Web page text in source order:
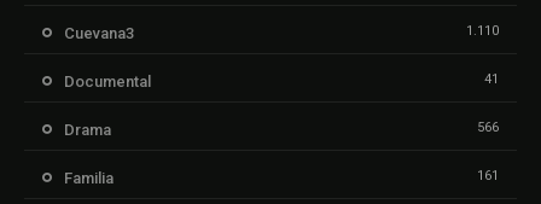
Cuevana3 1.110
Documental 41
Drama 566
Familia 161